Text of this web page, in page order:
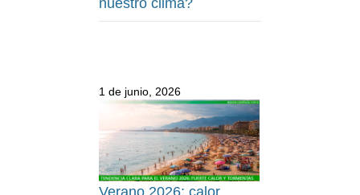
nuestro clima?
1 de junio, 2026